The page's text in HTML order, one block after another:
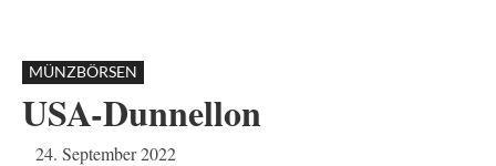
MÜNZBÖRSEN
USA-Dunnellon
24. September 2022